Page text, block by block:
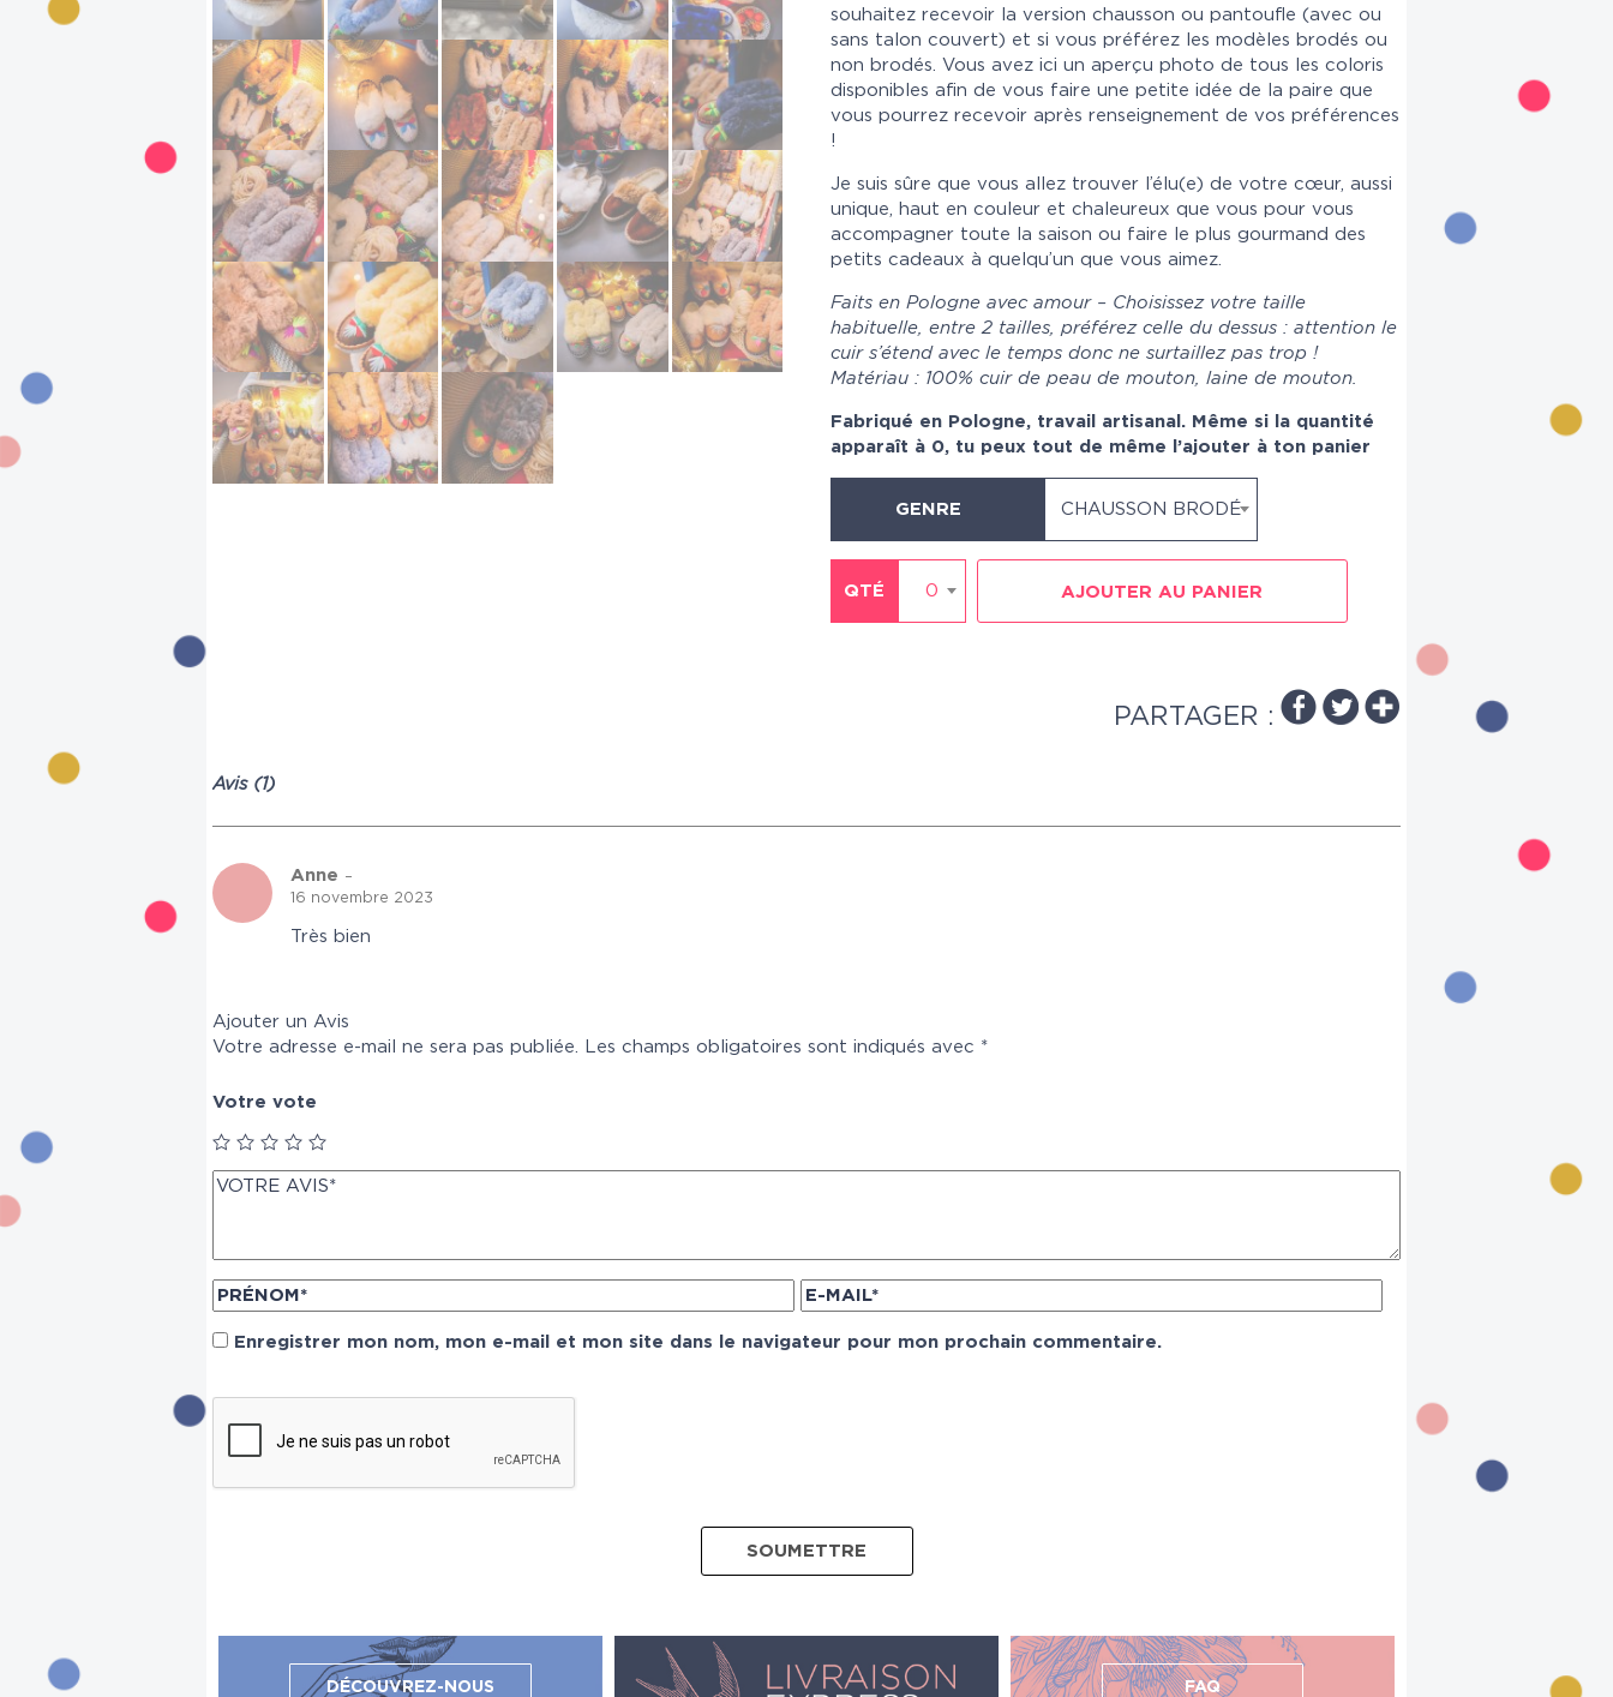
souhaitez recevoir la version chausson ou pantoufle (avec ou
sans talon couvert) et si vous préférez les modèles brodés ou
non brodés. Vous avez ici un aperçu photo de tous les coloris
disponibles afin de vous faire une petite idée de la paire que
vous pourrez recevoir après renseignement de vos préférences
!
Je suis sûre que vous allez trouver l’élu(e) de votre cœur, aussi
unique, haut en couleur et chaleureux que vous pour vous
accompagner toute la saison ou faire le plus gourmand des
petits cadeaux à quelqu’un que vous aimez.
Faits en Pologne avec amour – Choisissez votre taille
habituelle, entre 2 tailles, préférez celle du dessus : attention le
cuir s’étend avec le temps donc ne surtaillez pas trop !
Matériau : 100% cuir de peau de mouton, laine de mouton.
Fabriqué en Pologne, travail artisanal. Même si la quantité
apparaît à 0, tu peux tout de même l’ajouter à ton panier
GENRE CHAUSSON BRODÉ
QTÉ 0 AJOUTER AU PANIER
PARTAGER :
Avis (1)
Anne –
16 novembre 2023
Très bien
Ajouter un Avis
Votre adresse e-mail ne sera pas publiée.
Les champs obligatoires sont indiqués avec *
Votre vote
Enregistrer mon nom, mon e-mail et mon site dans le navigateur pour mon prochain commentaire.
DÉCOUVREZ-NOUS FAQ